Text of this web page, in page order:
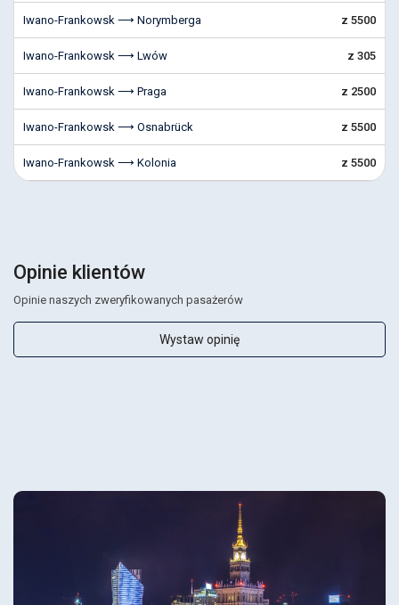
Iwano-Frankowsk ⟶ Norymberga z 5500
Iwano-Frankowsk ⟶ Lwów z 305
Iwano-Frankowsk ⟶ Praga z 2500
Iwano-Frankowsk ⟶ Osnabrück z 5500
Iwano-Frankowsk ⟶ Kolonia z 5500
Opinie klientów
Opinie naszych zweryfikowanych pasażerów
Wystaw opinię